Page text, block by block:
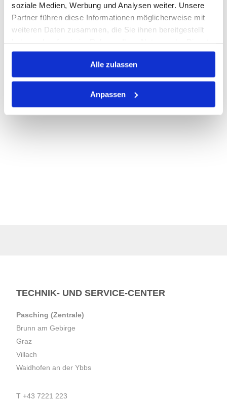
soziale Medien, Werbung und Analysen weiter. Unsere
Partner führen diese Informationen möglicherweise mit
weiteren Daten zusammen, die Sie ihnen bereitgestellt
gesammelt haben.
Alle zulassen
Anpassen
PRODUKTBESCHREIBUNG
ALLE SPEZIFIKATIONEN
TECHNIK- UND SERVICE-CENTER
Pasching (Zentrale)
Brunn am Gebirge
Graz
Villach
Waidhofen an der Ybbs
T +43 7221 223